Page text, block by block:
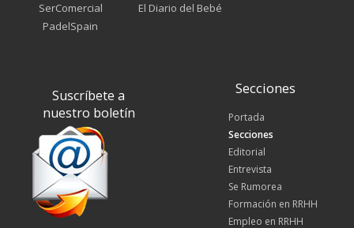
SerComercial
PadelSpain
El Diario del Bebé
Suscríbete a
nuestro boletín
Secciones
Portada
Secciones
Editorial
Entrevista
Se Rumorea
Formación en RRHH
Empleo en RRHH